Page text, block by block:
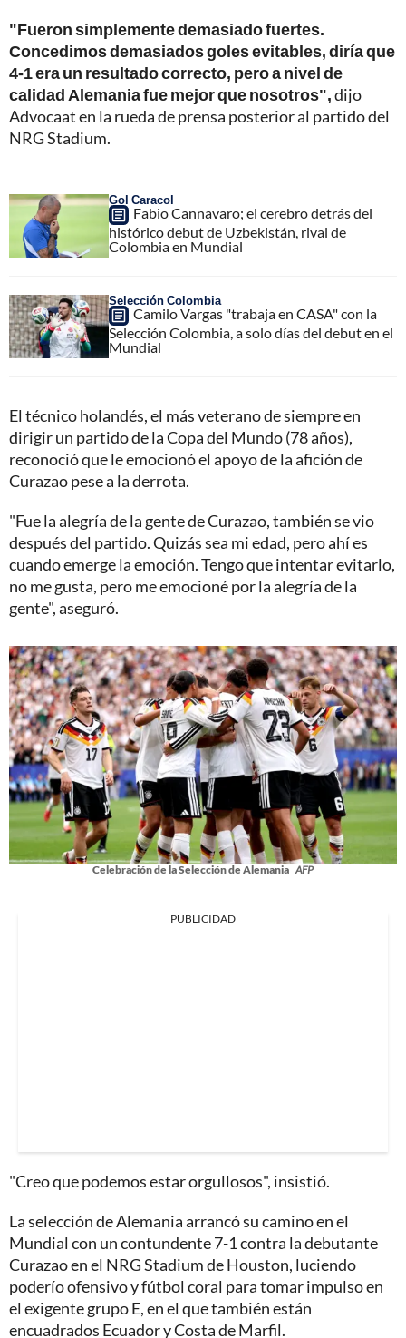
"Fueron simplemente demasiado fuertes.
Concedimos demasiados goles evitables, diría que
4-1 era un resultado correcto, pero a nivel de
calidad Alemania fue mejor que nosotros",dijo
Advocaat en la rueda de prensa posterior al partido del
NRG Stadium.
Gol Caracol
Fabio Cannavaro; el cerebro detrás del
histórico debut de Uzbekistán, rival de
Colombia en Mundial
Selección Colombia
Camilo Vargas "trabaja en CASA" con la
Selección Colombia, a solo días del debut en el
Mundial
El técnico holandés, el más veterano de siempre en
dirigir un partido de la Copa del Mundo (78 años),
reconoció que le emocionó el apoyo de la afición de
Curazao pese a la derrota.
"Fue la alegría de la gente de Curazao, también se vio
después del partido. Quizás sea mi edad, pero ahí es
cuando emerge la emoción. Tengo que intentar evitarlo,
no me gusta, pero me emocioné por la alegría de la
gente", aseguró.
Celebración de la Selección de Alemania AFP
PUBLICIDAD
"Creo que podemos estar orgullosos", insistió.
La selección de Alemania arrancó su camino en el
Mundial con un contundente 7-1 contra la debutante
Curazao en el NRG Stadium de Houston, luciendo
poderío ofensivo y fútbol coral para tomar impulso en
el exigente grupo E, en el que también están
encuadrados Ecuador y Costa de Marfil.